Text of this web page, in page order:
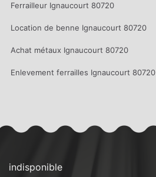
Ferrailleur Ignaucourt 80720
Location de benne Ignaucourt 80720
Achat métaux Ignaucourt 80720
Enlevement ferrailles Ignaucourt 80720
indisponible